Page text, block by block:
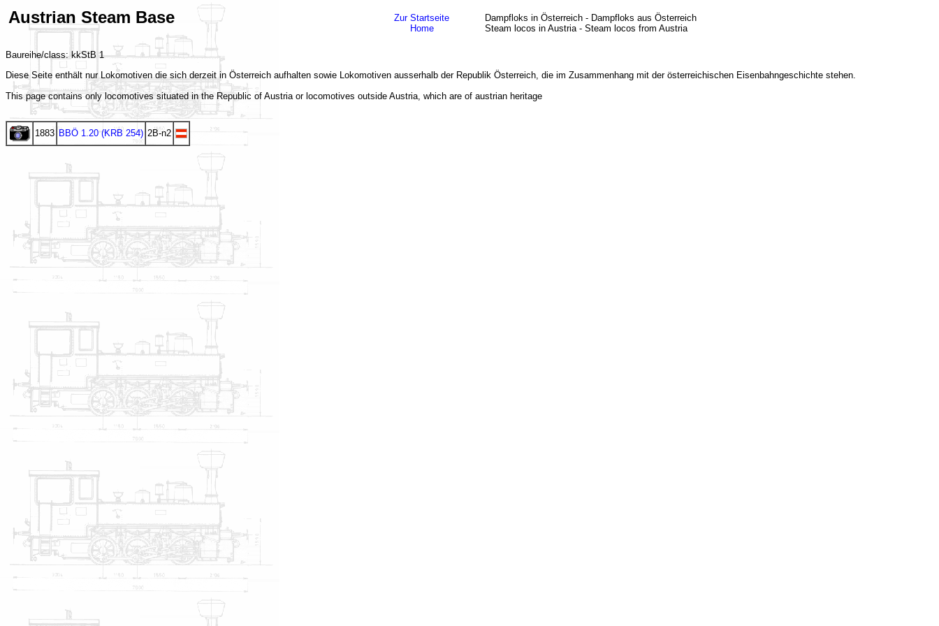
Austrian Steam Base
Zur Startseite
Home
Dampfloks in Österreich - Dampfloks aus Österreich
Steam locos in Austria - Steam locos from Austria
Baureihe/class: kkStB 1
Diese Seite enthält nur Lokomotiven die sich derzeit in Österreich aufhalten sowie Lokomotiven ausserhalb der Republik Österreich, die im Zusammenhang mit der österreichischen Eisenbahngeschichte stehen.
This page contains only locomotives situated in the Republic of Austria or locomotives outside Austria, which are of austrian heritage
1883 BBÖ 1.20 (KRB 254) 2B-n2